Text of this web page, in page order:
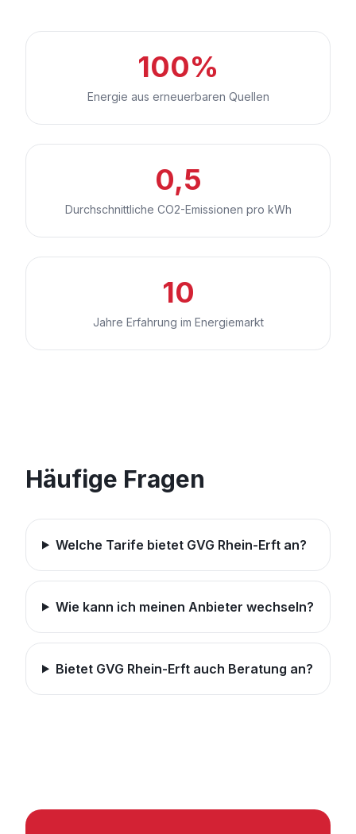
100%
Energie aus erneuerbaren Quellen
0,5
Durchschnittliche CO2-Emissionen pro kWh
10
Jahre Erfahrung im Energiemarkt
Häufige Fragen
Welche Tarife bietet GVG Rhein-Erft an?
Wie kann ich meinen Anbieter wechseln?
Bietet GVG Rhein-Erft auch Beratung an?